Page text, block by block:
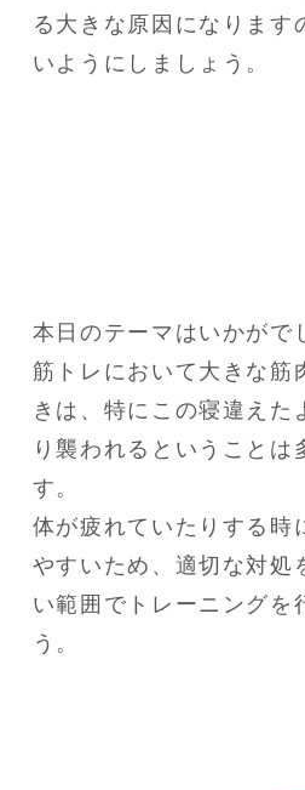
る大きな原因になります
いようにしましょう。
本日のテーマはいかがで
筋トレにおいて大きな筋
きは、特にこの寝違えた
り襲われるということは
す。
体が疲れていたりする時
やすいため、適切な対処
い範囲でトレーニングを
う。